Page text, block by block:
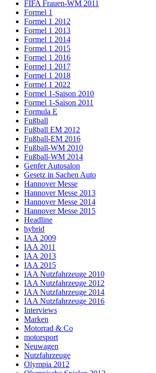
FIFA Frauen-WM 2011
Formel 1
Formel 1 2012
Formel 1 2013
Formel 1 2014
Formel 1 2015
Formel 1 2016
Formel 1 2017
Formel 1 2018
Formel 1 2022
Formel 1-Saison 2010
Formel 1-Saison 2011
Formula E
Fußball
Fußball EM 2012
Fußball-EM 2016
Fußball-WM 2010
Fußball-WM 2014
Genfer Autosalon
Gesetz in Sachen Auto
Hannover Messe
Hannover Messe 2013
Hannover Messe 2014
Hannover Messe 2015
Headline
hybrid
IAA 2009
IAA 2011
IAA 2013
IAA 2015
IAA Nutzfahrzeuge 2010
IAA Nutzfahrzeuge 2012
IAA Nutzfahrzeuge 2014
IAA Nutzfahrzeuge 2016
Interviews
Marken
Motorrad & Co
motorsport
Neuwagen
Nutzfahrzeuge
Olympia 2012